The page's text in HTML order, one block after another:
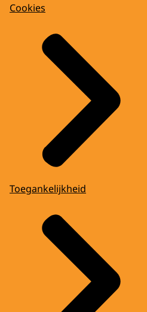
Cookies
Toegankelijkheid